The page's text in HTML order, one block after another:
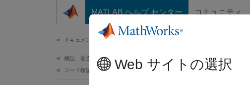
コンテンツへスキップ
MATLAB ヘルプ センター コミュニティ
ドキュメンテーションのホーム
検証、妥当性確認、テスト
コード検証
Web サイトの選択